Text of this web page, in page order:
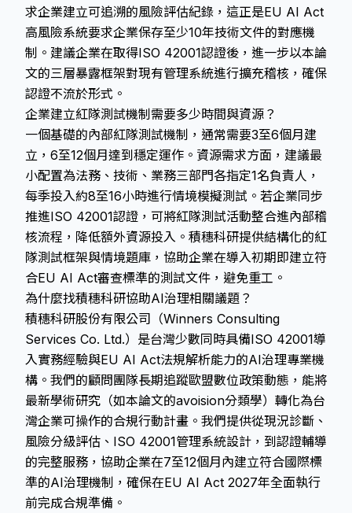
求企業建立可追溯的風險評估紀錄，這正是EU AI Act
高風險系統要求企業保存至少10年技術文件的對應機
制。建議企業在取得ISO 42001認證後，進一步以本論
文的三層暴露框架對現有管理系統進行擴充稽核，確保
認證不流於形式。
企業建立紅隊測試機制需要多少時間與資源？
一個基礎的內部紅隊測試機制，通常需要3至6個月建
立，6至12個月達到穩定運作。資源需求方面，建議最
小配置為法務、技術、業務三部門各指定1名負責人，
每季投入約8至16小時進行情境模擬測試。若企業同步
推進ISO 42001認證，可將紅隊測試活動整合進內部稽
核流程，降低額外資源投入。積穗科研提供結構化的紅
隊測試框架與情境題庫，協助企業在導入初期即建立符
合EU AI Act審查標準的測試文件，避免重工。
為什麼找積穗科研協助AI治理相關議題？
積穗科研股份有限公司（Winners Consulting
Services Co. Ltd.）是台灣少數同時具備ISO 42001導
入實務經驗與EU AI Act法規解析能力的AI治理專業機
構。我們的顧問團隊長期追蹤歐盟數位政策動態，能將
最新學術研究（如本論文的avoision分類學）轉化為台
灣企業可操作的合規行動計畫。我們提供從現況診斷、
風險分級評估、ISO 42001管理系統設計，到認證輔導
的完整服務，協助企業在7至12個月內建立符合國際標
準的AI治理機制，確保在EU AI Act 2027年全面執行
前完成合規準備。